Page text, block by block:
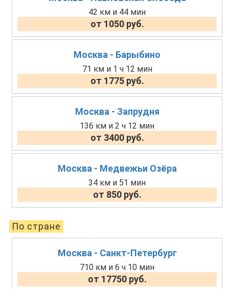
42 км и 44 мин
от 1050 руб.
Москва - Барыбино
71 км и 1 ч 12 мин
от 1775 руб.
Москва - Запрудня
136 км и 2 ч 12 мин
от 3400 руб.
Москва - Медвежьи Озёра
34 км и 51 мин
от 850 руб.
По стране
Москва - Санкт-Петербург
710 км и 6 ч 10 мин
от 17750 руб.